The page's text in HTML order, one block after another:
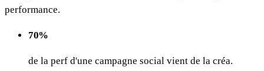
performance.
70%
de la perf d'une campagne social vient de la créa.